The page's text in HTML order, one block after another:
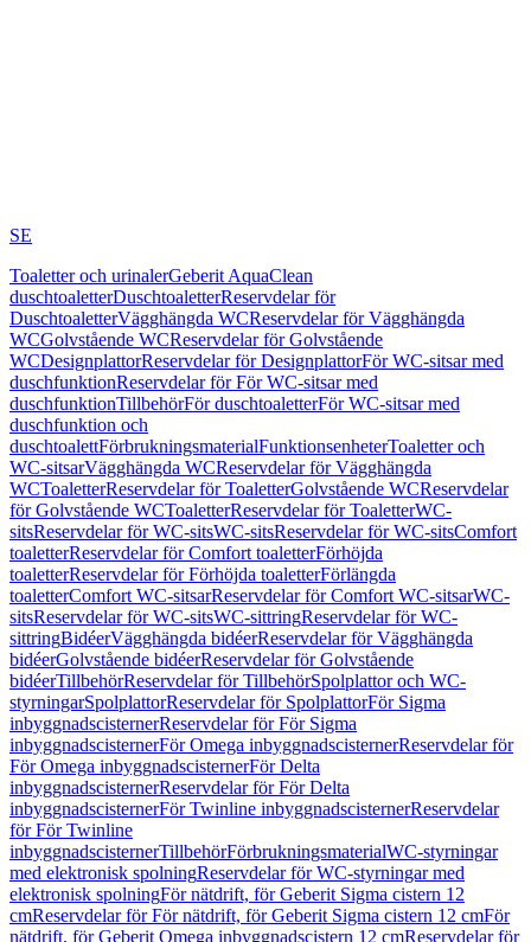
SE
Toaletter och urinalerGeberit AquaClean
duschtoaletterDuschtoaletterReservdelar för
DuschtoaletterVägghängda WCReservdelar för Vägghängda
WCGolvstående WCReservdelar för Golvstående
WCDesignplattorReservdelar för DesignplattorFör WC-sitsar med
duschfunktionReservdelar för För WC-sitsar med
duschfunktionTillbehörFör duschtoaletterFör WC-sitsar med
duschfunktion och
duschtoalettFörbrukningsmaterialFunktionsenheterToaletter och
WC-sitsarVägghängda WCReservdelar för Vägghängda
WCToaletterReservdelar för ToaletterGolvstående WCReservdelar
för Golvstående WCToaletterReservdelar för ToaletterWC-
sitsReservdelar för WC-sitsWC-sitsReservdelar för WC-sitsComfort
toaletterReservdelar för Comfort toaletterFörhöjda
toaletterReservdelar för Förhöjda toaletterFörlängda
toaletterComfort WC-sitsarReservdelar för Comfort WC-sitsarWC-
sitsReservdelar för WC-sitsWC-sittringReservdelar för WC-
sittringBidéerVägghängda bidéerReservdelar för Vägghängda
bidéerGolvstående bidéerReservdelar för Golvstående
bidéerTillbehörReservdelar för TillbehörSpolplattor och WC-
styrningarSpolplattorReservdelar för SpolplattorFör Sigma
inbyggnadscisternerReservdelar för För Sigma
inbyggnadscisternerFör Omega inbyggnadscisternerReservdelar för
För Omega inbyggnadscisternerFör Delta
inbyggnadscisternerReservdelar för För Delta
inbyggnadscisternerFör Twinline inbyggnadscisternerReservdelar
för För Twinline
inbyggnadscisternerTillbehörFörbrukningsmaterialWC-styrningar
med elektronisk spolningReservdelar för WC-styrningar med
elektronisk spolningFör nätdrift, för Geberit Sigma cistern 12
cmReservdelar för För nätdrift, för Geberit Sigma cistern 12 cmFör
nätdrift, för Geberit Omega inbyggnadscistern 12 cmReservdelar för